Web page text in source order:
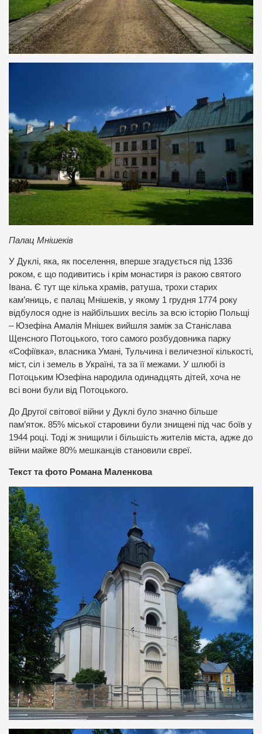
Палац Мнішеків
У Дуклі, яка, як поселення, вперше згадується під 1336
роком, є що подивитись і крім монастиря із ракою святого
Івана. Є тут ще кілька храмів, ратуша, трохи старих
кам’яниць, є палац Мнішеків, у якому 1 грудня 1774 року
відбулося одне із найбільших весіль за всю історію Польщі
– Юзефіна Амалія Мнішек вийшля заміж за Станіслава
Щенсного Потоцького, того самого розбудовника парку
«Софіївка», власника Умані, Тульчина і величезної кількості,
міст, сіл і земель в Україні, та за її межами. У шлюбі із
Потоцьким Юзефіна народила одинадцять дітей, хоча не
всі вони були від Потоцького.
До Другої світової війни у Дуклі було значно більше
пам’яток. 85% міської старовини були знищені під час боїв у
1944 році. Тоді ж знищили і більшість жителів міста, адже до
війни майже 80% мешканців становили євреї.
Текст та фото Романа Маленкова